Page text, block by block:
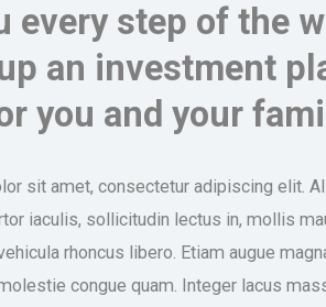
every step of the
an investment
you and your
sit amet, consectetur adipiscing elit.
iaculis, sollicitudin lectus in, mollis
rhoncus libero. Etiam augue
congue quam. Integer lacus